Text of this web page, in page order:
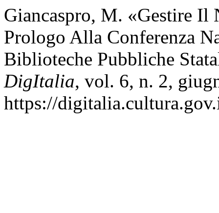
Giancaspro, M. «Gestire Il
Prologo Alla Conferenza
Biblioteche Pubbliche
DigItalia, vol. 6, n. 2,
https://